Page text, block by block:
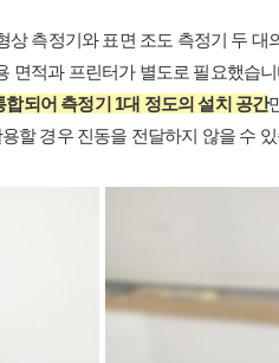
상 측정기와 표면 조도 측정기 두 대
면적과 프린터가 별도로 필요했습
합되어 측정기 1대 정도의 설치 공간
할 경우 진동을 전달하지 않을 수